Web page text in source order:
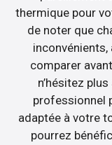
thermique pour
de noter que
comparer
n’hésitez
professionnel
adaptée à votre
pourrez